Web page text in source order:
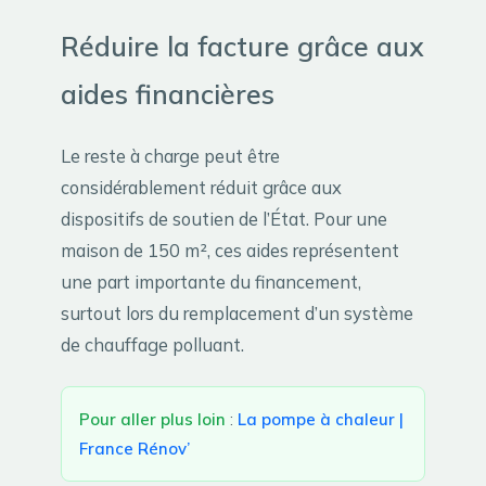
Réduire la facture grâce aux
aides financières
Le reste à charge peut être
considérablement réduit grâce aux
dispositifs de soutien de l’État. Pour une
maison de 150 m², ces aides représentent
une part importante du financement,
surtout lors du remplacement d’un système
de chauffage polluant.
Pour aller plus loin : La pompe à chaleur |
France Rénov’